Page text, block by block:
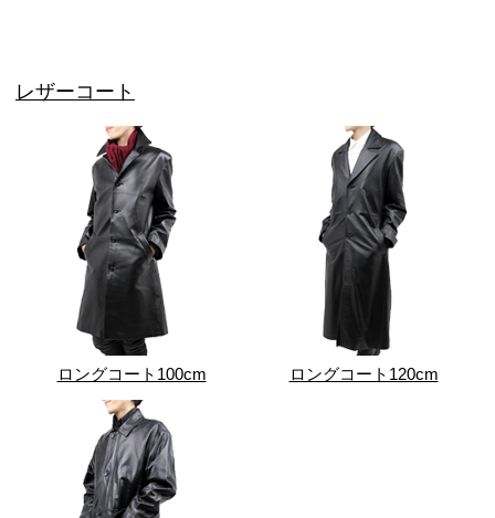
レザーコート
ロングコート100cm ロングコート120cm